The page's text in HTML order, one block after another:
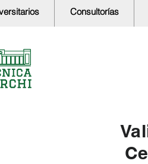
Consultorías